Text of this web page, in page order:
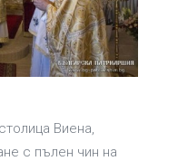
Виена,
с пълен чин на